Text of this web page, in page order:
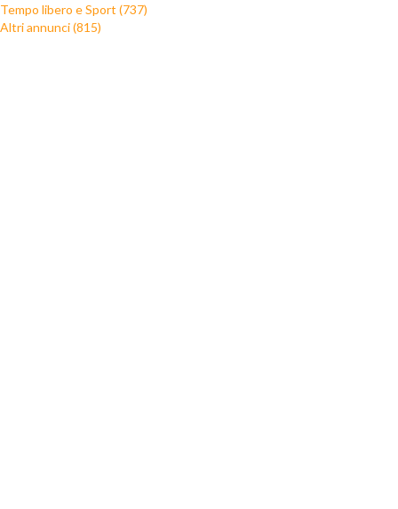
Tempo libero e Sport (737)
Altri annunci (815)